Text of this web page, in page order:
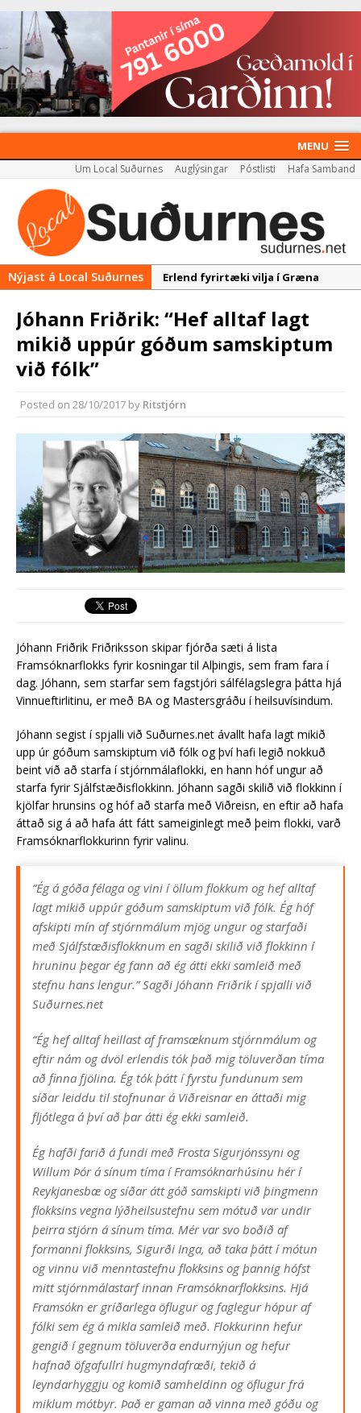
MENU
Um Local Suðurnes Auglýsingar Póstlisti Hafa Samband
Nýjast á Local Suðurnes
Erlend fyrirtæki vilja í Græna
Nýir aðilar taka við
almenningssamgöngum í
áætlun
Jóhann Friðrik: “Hef alltaf lagt
mikið uppúr góðum samskiptum
við fólk”
Posted on 28/10/2017 by Ritstjórn
Jóhann Friðrik Friðriksson skipar fjórða sæti á lista
Framsóknarflokks fyrir kosningar til Alþingis, sem fram fara í
dag. Jóhann, sem starfar sem fagstjóri sálfélagslegra þátta hjá
Vinnueftirlitinu, er með BA og Mastersgráðu í heilsuvísindum.
Jóhann segist í spjalli við Suðurnes.net ávallt hafa lagt mikið
upp úr góðum samskiptum við fólk og því hafi legið nokkuð
beint við að starfa í stjórnmálaflokki, en hann hóf ungur að
starfa fyrir Sjálfstæðisflokkinn. Jóhann sagði skilið við flokkinn í
kjölfar hrunsins og hóf að starfa með Viðreisn, en eftir að hafa
áttað sig á að hafa átt fátt sameiginlegt með þeim flokki, varð
Framsóknarflokkurinn fyrir valinu.
“Ég á góða félaga og vini í öllum flokkum og hef alltaf
lagt mikið uppúr góðum samskiptum við fólk. Ég hóf
afskipti mín af stjórnmálum mjög ungur og starfaði
með Sjálfstæðisflokknum en sagði skilið við flokkinn í
hruninu þegar ég fann að ég átti ekki samleið með
stefnu hans lengur.” Sagði Jóhann Friðrik í spjalli við
Suðurnes.net
“Ég hef alltaf heillast af framsæknum stjórnmálum og
eftir nám og dvöl erlendis tók það mig töluverðan tíma
að finna fjölina. Ég tók þátt í fyrstu fundunum sem
síðar leiddu til stofnunar á Viðreisnar en áttaði mig
fljótlega á því að þar átti ég ekki samleið.
Ég hafði farið á fundi með Frosta Sigurjónssyni og
Willum Þór á sínum tíma í Framsóknarhúsinu hér í
Reykjanesbæ og síðar átt góð samskipti við þingmenn
flokksins vegna lýðheilsustefnu sem mótuð var undir
þeirra stjórn á sínum tíma. Mér var svo boðið af
formanni flokksins, Sigurði Inga, að taka þátt í mótun
og vinnu við menntastefnu flokksins og þannig hófst
mitt stjórnmálastarf innan Framsóknarflokksins. Hjá
Framsókn er gríðarlega öflugur og faglegur hópur af
fólki sem ég á mikla samleið með. Flokkurinn hefur
gengið í gegnum töluverða endurnýjun og hefur
hafnað öfgafullri hugmyndafræði, tekið á
leyndarhyggju og komið samheldinn og öflugur frá
miklum mótbyr. Það er gaman að vinna með góðu og